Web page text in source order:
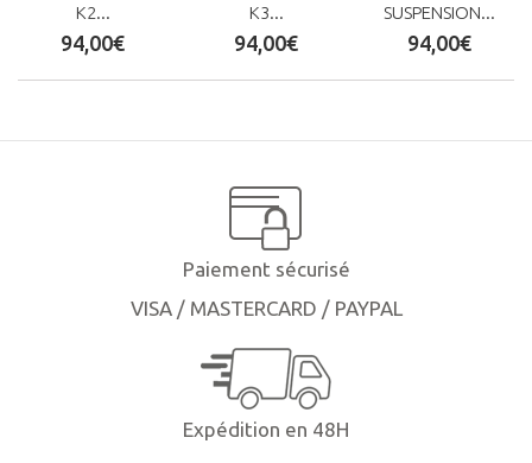
K2...
94,00€
K3...
94,00€
SUSPENSION...
94,00€
Paiement sécurisé
VISA / MASTERCARD / PAYPAL
Expédition en 48H